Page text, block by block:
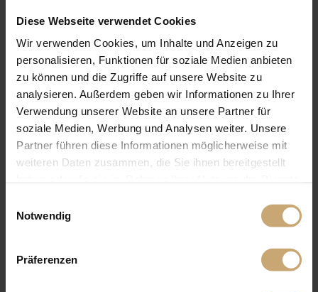
Diese Webseite verwendet Cookies
Wir verwenden Cookies, um Inhalte und Anzeigen zu
personalisieren, Funktionen für soziale Medien anbieten
zu können und die Zugriffe auf unsere Website zu
analysieren. Außerdem geben wir Informationen zu Ihrer
Verwendung unserer Website an unsere Partner für
soziale Medien, Werbung und Analysen weiter. Unsere
Partner führen diese Informationen möglicherweise mit
weiteren Daten zusammen, die Sie ihnen bereitgestellt
Notwendig
Präferenzen